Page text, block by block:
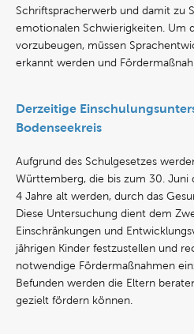
Schriftspracherwerb und damit zu
emotionalen Schwierigkeiten. Um
vorzubeugen, müssen
erkannt werden und
Derzeitige
Bodenseekreis
Aufgrund des Schulgesetzes
Württemberg, die bis zum 30. Juni
4 Jahre alt werden, durch das
Diese Untersuchung dient dem
Einschränkungen und
jährigen Kinder festzustellen und
notwendige Fördermaßnahmen
Befunden werden die Eltern
gezielt fördern können.